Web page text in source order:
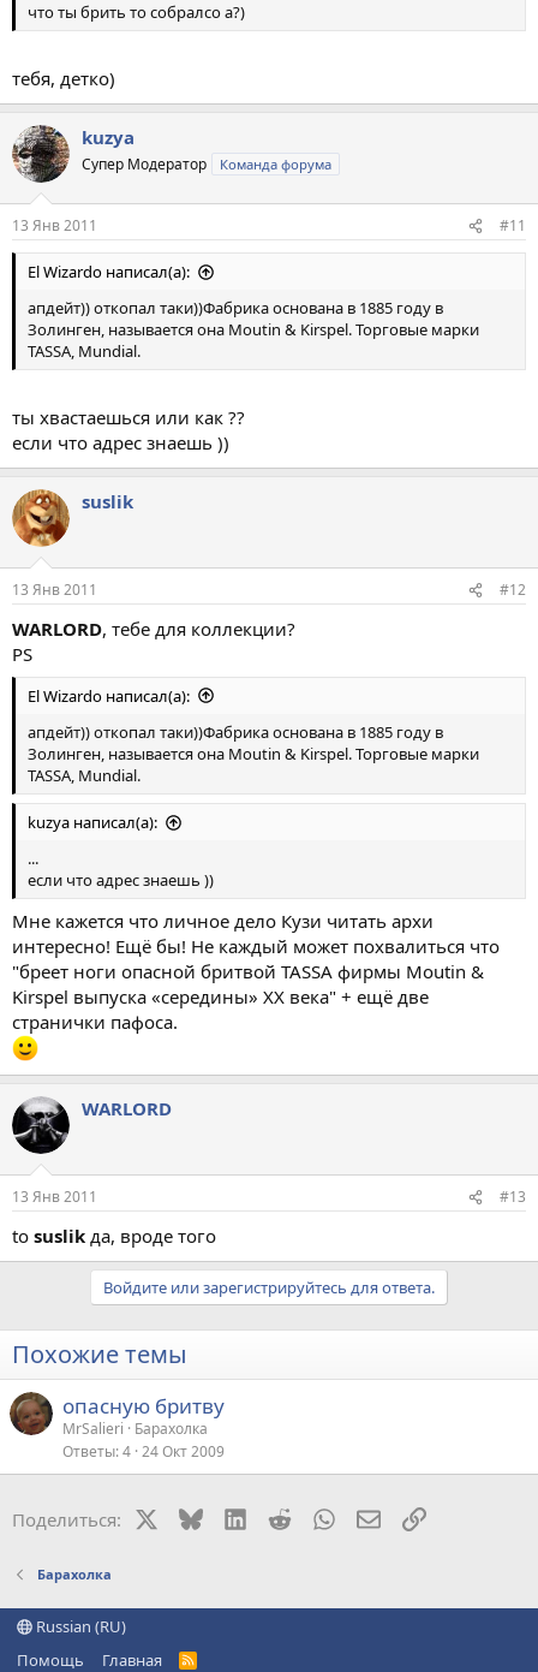
что ты брить то собралсо а?)
тебя, детко)
kuzya
Супер Модератор Команда форума
13 Янв 2011 #11
El Wizardo написал(а):
апдейт)) откопал таки))Фабрика основана в 1885 году в
Золинген, называется она Moutin & Kirspel. Торговые марки
TASSA, Mundial.
ты хвастаешься или как ??
если что адрес знаешь ))
suslik
13 Янв 2011 #12
WARLORD, тебе для коллекции?
PS
El Wizardo написал(а):
апдейт)) откопал таки))Фабрика основана в 1885 году в
Золинген, называется она Moutin & Kirspel. Торговые марки
TASSA, Mundial.
kuzya написал(а):
...
если что адрес знаешь ))
Мне кажется что личное дело Кузи читать архи
интересно! Ещё бы! Не каждый может похвалиться что
"бреет ноги опасной бритвой TASSA фирмы Moutin &
Kirspel выпуска «середины» ХХ века" + ещё две
странички пафоса.
WARLORD
13 Янв 2011 #13
to suslik да, вроде того
Войдите или зарегистрируйтесь для ответа.
Похожие темы
опасную бритву
MrSalieri
Барахолка
Ответы 4 24 Окт 2009
Поделиться: BlueskyLinkedIn
RedditWhatsAppЭлектронная
Ссылка
Барахолка
Russian (RU)
Помощь
Главная
R